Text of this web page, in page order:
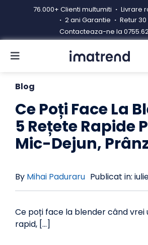
76.000+ Clienti multumiti
Livrare
2 ani Garantie
Retur
Contacteaza-ne la
Toggle
Resigilate
Contacteaza-ne
Hub electrocasnice
Blog
Blog
Ce Poți Face La
5 Rețete Rapide
Mic-Dejun,
By Mihai Paduraru Publicat in:
Ce poți face la blender când vrei
rapid, [...]